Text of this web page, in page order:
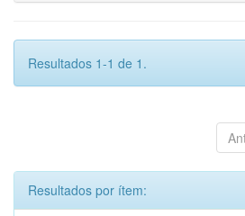
Resultados 1-1 de 1.
Resultados por ítem: